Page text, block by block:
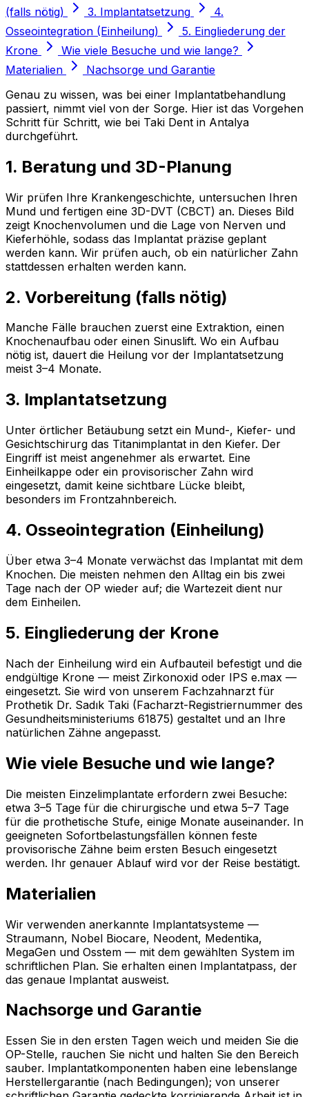
(falls nötig)
3. Implantatsetzung
4.
Osseointegration (Einheilung)
5. Eingliederung der
Krone
Wie viele Besuche und wie lange?
Materialien
Nachsorge und Garantie
Genau zu wissen, was bei einer Implantatbehandlung
passiert, nimmt viel von der Sorge. Hier ist das Vorgehen
Schritt für Schritt, wie bei Taki Dent in Antalya
durchgeführt.
1. Beratung und 3D-Planung
Wir prüfen Ihre Krankengeschichte, untersuchen Ihren
Mund und fertigen eine 3D-DVT (CBCT) an. Dieses Bild
zeigt Knochenvolumen und die Lage von Nerven und
Kieferhöhle, sodass das Implantat präzise geplant
werden kann. Wir prüfen auch, ob ein natürlicher Zahn
stattdessen erhalten werden kann.
2. Vorbereitung (falls nötig)
Manche Fälle brauchen zuerst eine Extraktion, einen
Knochenaufbau oder einen Sinuslift. Wo ein Aufbau
nötig ist, dauert die Heilung vor der Implantatsetzung
meist 3–4 Monate.
3. Implantatsetzung
Unter örtlicher Betäubung setzt ein Mund-, Kiefer- und
Gesichtschirurg das Titanimplantat in den Kiefer. Der
Eingriff ist meist angenehmer als erwartet. Eine
Einheilkappe oder ein provisorischer Zahn wird
eingesetzt, damit keine sichtbare Lücke bleibt,
besonders im Frontzahnbereich.
4. Osseointegration (Einheilung)
Über etwa 3–4 Monate verwächst das Implantat mit dem
Knochen. Die meisten nehmen den Alltag ein bis zwei
Tage nach der OP wieder auf; die Wartezeit dient nur
dem Einheilen.
5. Eingliederung der Krone
Nach der Einheilung wird ein Aufbauteil befestigt und die
endgültige Krone — meist Zirkonoxid oder IPS e.max —
eingesetzt. Sie wird von unserem Fachzahnarzt für
Prothetik Dr. Sadık Taki (Facharzt-Registriernummer des
Gesundheitsministeriums 61875) gestaltet und an Ihre
natürlichen Zähne angepasst.
Wie viele Besuche und wie lange?
Die meisten Einzelimplantate erfordern zwei Besuche:
etwa 3–5 Tage für die chirurgische und etwa 5–7 Tage
für die prothetische Stufe, einige Monate auseinander. In
geeigneten Sofortbelastungsfällen können feste
provisorische Zähne beim ersten Besuch eingesetzt
werden. Ihr genauer Ablauf wird vor der Reise bestätigt.
Materialien
Wir verwenden anerkannte Implantatsysteme —
Straumann, Nobel Biocare, Neodent, Medentika,
MegaGen und Osstem — mit dem gewählten System im
schriftlichen Plan. Sie erhalten einen Implantatpass, der
das genaue Implantat ausweist.
Nachsorge und Garantie
Essen Sie in den ersten Tagen weich und meiden Sie die
OP-Stelle, rauchen Sie nicht und halten Sie den Bereich
sauber. Implantatkomponenten haben eine lebenslange
Herstellergarantie (nach Bedingungen); von unserer